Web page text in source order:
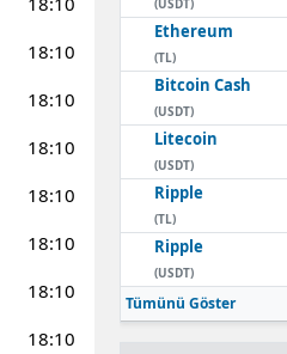
18:10
18:10
18:10
18:10
18:10
18:10
18:10
Ethereum
(TL)
Bitcoin Cash
(USDT)
Litecoin
(USDT)
Ripple
(TL)
Ripple
(USDT)
Tümünü Göster